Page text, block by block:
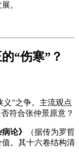
。
“伤寒”？
义”之争。主流观点
符合张仲景原意？
论》
（据传为罗哲
。其十六卷结构清